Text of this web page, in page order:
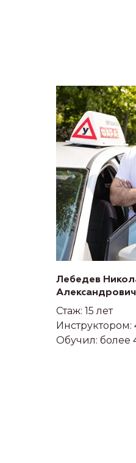
Лебедев
Александрович
Стаж: 15 лет
Инструктором:
Обучил: более